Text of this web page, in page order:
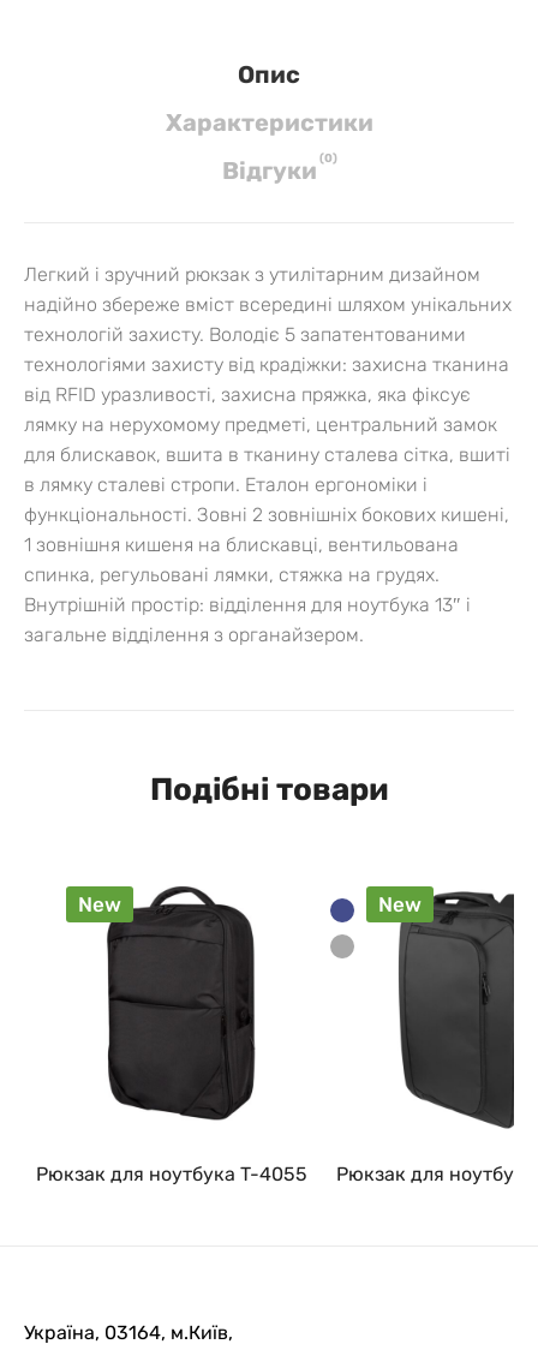
Опис
Характеристики
Вiдгуки (0)
Легкий і зручний рюкзак з утилітарним дизайном
надійно збереже вміст всередині шляхом унікальних
технологій захисту. Володіє 5 запатентованими
технологіями захисту від крадіжки: захисна тканина
від RFID уразливості, захисна пряжка, яка фіксує
лямку на нерухомому предметі, центральний замок
для блискавок, вшита в тканину сталева сітка, вшиті
в лямку сталеві стропи. Еталон ергономіки і
функціональності. Зовні 2 зовнішніх бокових кишені,
1 зовнішня кишеня на блискавці, вентильована
спинка, регульовані лямки, стяжка на грудях.
Внутрішній простір: відділення для ноутбука 13″ і
загальне відділення з органайзером.
Подібні товари
New
Рюкзак для ноутбука T-4055
New
Рюкзак для
Україна, 03164, м.Київ,